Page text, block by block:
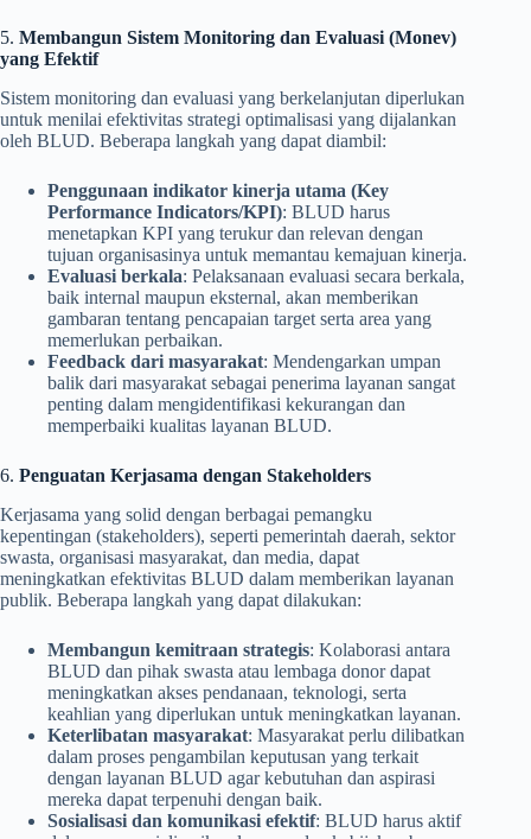
5. Membangun Sistem Monitoring dan Evaluasi (Monev)
yang Efektif
Sistem monitoring dan evaluasi yang berkelanjutan diperlukan
untuk menilai efektivitas strategi optimalisasi yang dijalankan
oleh BLUD. Beberapa langkah yang dapat diambil:
Penggunaan indikator kinerja utama (Key
Performance Indicators/KPI): BLUD harus
menetapkan KPI yang terukur dan relevan dengan
tujuan organisasinya untuk memantau kemajuan kinerja.
Evaluasi berkala: Pelaksanaan evaluasi secara berkala,
baik internal maupun eksternal, akan memberikan
gambaran tentang pencapaian target serta area yang
memerlukan perbaikan.
Feedback dari masyarakat: Mendengarkan umpan
balik dari masyarakat sebagai penerima layanan sangat
penting dalam mengidentifikasi kekurangan dan
memperbaiki kualitas layanan BLUD.
6. Penguatan Kerjasama dengan Stakeholders
Kerjasama yang solid dengan berbagai pemangku
kepentingan (stakeholders), seperti pemerintah daerah, sektor
swasta, organisasi masyarakat, dan media, dapat
meningkatkan efektivitas BLUD dalam memberikan layanan
publik. Beberapa langkah yang dapat dilakukan:
Membangun kemitraan strategis: Kolaborasi antara
BLUD dan pihak swasta atau lembaga donor dapat
meningkatkan akses pendanaan, teknologi, serta
keahlian yang diperlukan untuk meningkatkan layanan.
Keterlibatan masyarakat: Masyarakat perlu dilibatkan
dalam proses pengambilan keputusan yang terkait
dengan layanan BLUD agar kebutuhan dan aspirasi
mereka dapat terpenuhi dengan baik.
Sosialisasi dan komunikasi efektif: BLUD harus aktif